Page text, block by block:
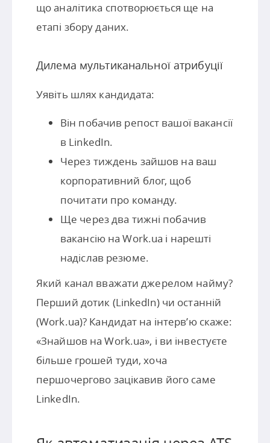
що аналітика спотворюється ще на
етапі збору даних.
Дилема мультиканальної атрибуції
Уявіть шлях кандидата:
Він побачив репост вашої вакансії
в LinkedIn.
Через тиждень зайшов на ваш
корпоративний блог, щоб
почитати про команду.
Ще через два тижні побачив
вакансію на Work.ua і нарешті
надіслав резюме.
Який канал вважати джерелом найму?
Перший дотик (LinkedIn) чи останній
(Work.ua)? Кандидат на інтерв’ю скаже:
«Знайшов на Work.ua», і ви інвестуєте
більше грошей туди, хоча
першочергово зацікавив його саме
LinkedIn.